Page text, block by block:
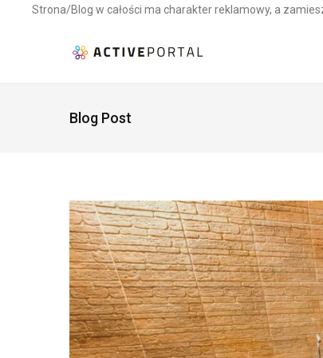
Strona/Blog w całości ma charakter reklamowy, a
Blog Post